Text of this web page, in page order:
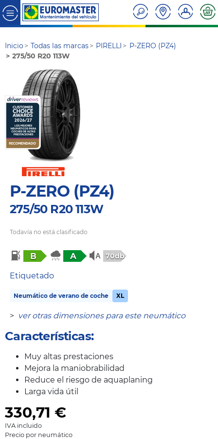
Inicio Todas las marcas PIRELLI
P-ZERO (PZ4)
275/50 R20 113W
P-ZERO (PZ4)
275/50 R20 113W
Todavía no está clasificado
B A 70db
Etiquetado
Neumático de verano de coche XL
> ver otras dimensiones para este neumático
Características:
Muy altas prestaciones
Mejora la maniobrabilidad
Reduce el riesgo de aquaplaning
Larga vida útil
330,71 €
IVA incluido
Precio por neumático